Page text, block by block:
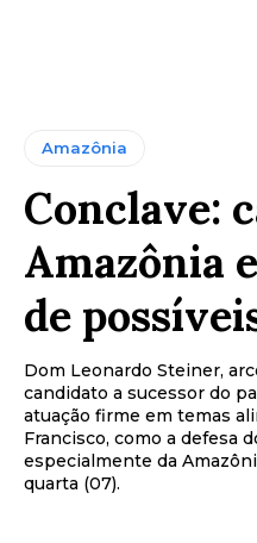
Amazônia
Conclave:
Amazônia
de
Dom Leonardo Steiner,
candidato a sucessor do
atuação firme em temas
Francisco, como a defesa
especialmente da
quarta (07).